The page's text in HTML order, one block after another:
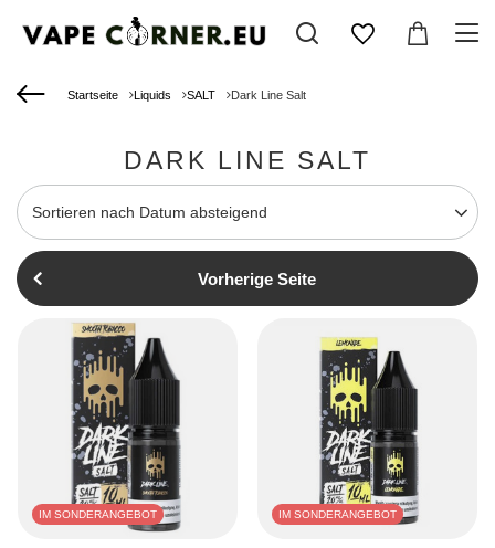
Startseite Liquids SALT Dark Line Salt
DARK LINE SALT
Sortierung ändern
Sortieren nach Datum absteigend
Vorherige Seite
IM SONDERANGEBOT IM SONDERANGEBOT